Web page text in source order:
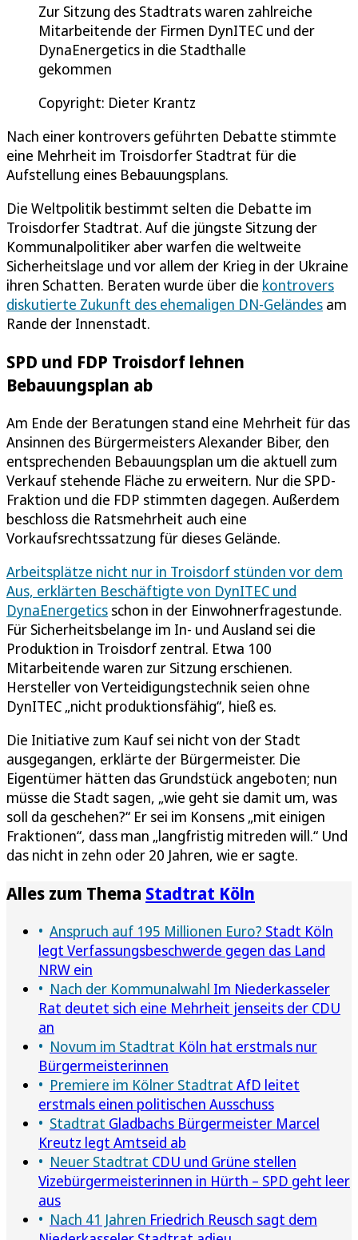
Zur Sitzung des Stadtrats waren zahlreiche
Mitarbeitende der Firmen DynITEC und der
DynaEnergetics in die Stadthalle
gekommen
Copyright: Dieter Krantz
Nach einer kontrovers geführten Debatte stimmte
eine Mehrheit im Troisdorfer Stadtrat für die
Aufstellung eines Bebauungsplans.
Die Weltpolitik bestimmt selten die Debatte im
Troisdorfer Stadtrat. Auf die jüngste Sitzung der
Kommunalpolitiker aber warfen die weltweite
Sicherheitslage und vor allem der Krieg in der Ukraine
ihren Schatten. Beraten wurde über die kontrovers
diskutierte Zukunft des ehemaligen DN-Geländes am
Rande der Innenstadt.
SPD und FDP Troisdorf lehnen
Bebauungsplan ab
Am Ende der Beratungen stand eine Mehrheit für das
Ansinnen des Bürgermeisters Alexander Biber, den
entsprechenden Bebauungsplan um die aktuell zum
Verkauf stehende Fläche zu erweitern. Nur die SPD-
Fraktion und die FDP stimmten dagegen. Außerdem
beschloss die Ratsmehrheit auch eine
Vorkaufsrechtssatzung für dieses Gelände.
Arbeitsplätze nicht nur in Troisdorf stünden vor dem
Aus, erklärten Beschäftigte von DynITEC und
DynaEnergetics schon in der Einwohnerfragestunde.
Für Sicherheitsbelange im In- und Ausland sei die
Produktion in Troisdorf zentral. Etwa 100
Mitarbeitende waren zur Sitzung erschienen.
Hersteller von Verteidigungstechnik seien ohne
DynITEC „nicht produktionsfähig“, hieß es.
Die Initiative zum Kauf sei nicht von der Stadt
ausgegangen, erklärte der Bürgermeister. Die
Eigentümer hätten das Grundstück angeboten; nun
müsse die Stadt sagen, „wie geht sie damit um, was
soll da geschehen?“ Er sei im Konsens „mit einigen
Fraktionen“, dass man „langfristig mitreden will.“ Und
das nicht in zehn oder 20 Jahren, wie er sagte.
Alles zum Thema Stadtrat Köln
Anspruch auf 195 Millionen Euro? Stadt Köln
legt Verfassungsbeschwerde gegen das Land
NRW ein
Nach der Kommunalwahl Im Niederkasseler
Rat deutet sich eine Mehrheit jenseits der CDU
an
Novum im Stadtrat Köln hat erstmals nur
Bürgermeisterinnen
Premiere im Kölner Stadtrat AfD leitet
erstmals einen politischen Ausschuss
Stadtrat Gladbachs Bürgermeister Marcel
Kreutz legt Amtseid ab
Neuer Stadtrat CDU und Grüne stellen
Vizebürgermeisterinnen in Hürth – SPD geht leer
aus
Nach 41 Jahren Friedrich Reusch sagt dem